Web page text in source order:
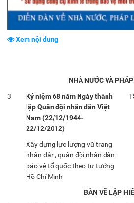
Xem nội dung
NHÀ NƯỚC VÀ
3
Kỷ niệm 68 năm Ngày thành
lập Quân đội nhân dân Việt
Nam (22/12/1944-
22/12/2012)
Xây dựng lực lượng vũ trang
nhân dân, quân đội nhân dân
bảo vệ tổ quốc theo tư tưởng
Hồ Chí Minh
BÀN VỀ LẬP